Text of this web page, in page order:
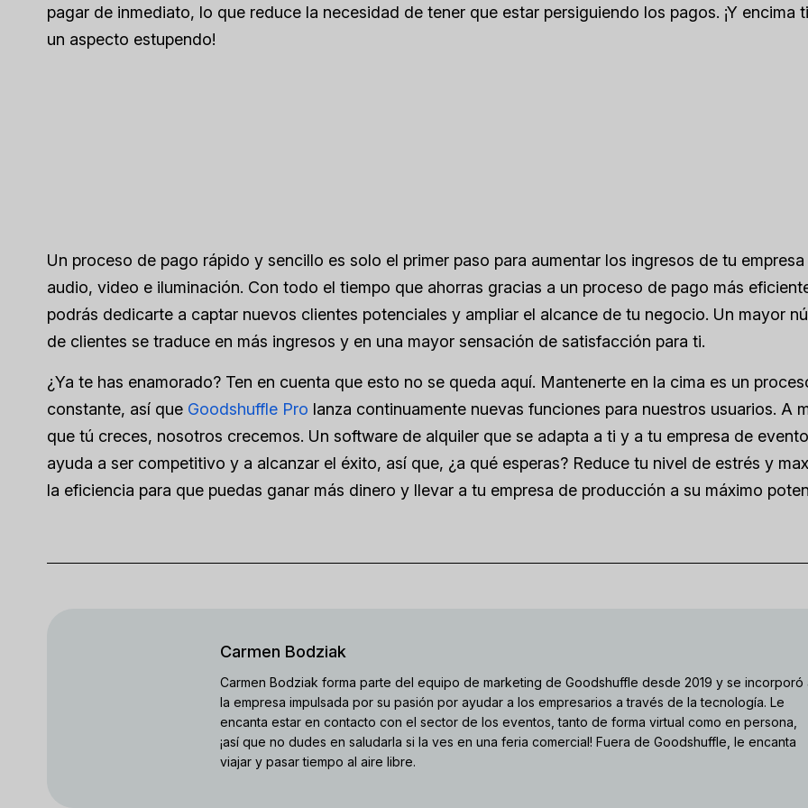
pagar de inmediato, lo que reduce la necesidad de tener que estar persiguiendo los pagos. ¡Y encima
un aspecto estupendo!
Un proceso de pago rápido y sencillo es solo el primer paso para aumentar los ingresos de tu
audio, video e iluminación. Con todo el tiempo que ahorras gracias a un proceso de pago más
podrás dedicarte a captar nuevos clientes potenciales y ampliar el alcance de tu negocio. Un mayor
de clientes se traduce en más ingresos y en una mayor sensación de satisfacción para ti.
¿Ya te has enamorado? Ten en cuenta que esto no se queda aquí. Mantenerte en la cima es un
constante, así que Goodshuffle Pro lanza continuamente nuevas funciones para nuestros usuarios. A
que tú creces, nosotros crecemos. Un software de alquiler que se adapta a ti y a tu empresa de
ayuda a ser competitivo y a alcanzar el éxito, así que, ¿a qué esperas? Reduce tu nivel de estrés y
la eficiencia para que puedas ganar más dinero y llevar a tu empresa de producción a su máximo
Carmen Bodziak
Carmen Bodziak forma parte del equipo de marketing de Goodshuffle desde 2019 y se incorporó
la empresa impulsada por su pasión por ayudar a los empresarios a través de la tecnología. Le
encanta estar en contacto con el sector de los eventos, tanto de forma virtual como en persona,
¡así que no dudes en saludarla si la ves en una feria comercial! Fuera de Goodshuffle, le encanta
viajar y pasar tiempo al aire libre.